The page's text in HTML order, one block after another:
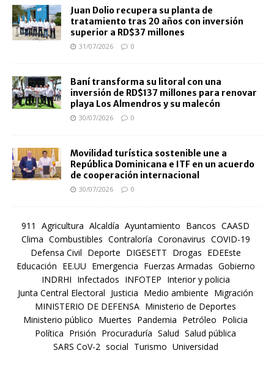
Juan Dolio recupera su planta de
tratamiento tras 20 años con inversión
superior a RD$37 millones
31/07/2026 0
Baní transforma su litoral con una
inversión de RD$137 millones para renovar
playa Los Almendros y su malecón
30/07/2026 0
Movilidad turística sostenible une a
República Dominicana e ITF en un acuerdo
de cooperación internacional
30/07/2026 0
911 Agricultura Alcaldía Ayuntamiento Bancos CAASD
Clima Combustibles Contraloría Coronavirus COVID-19
Defensa Civil Deporte DIGESETT Drogas EDEEste
Educación EE.UU Emergencia Fuerzas Armadas Gobierno
INDRHI Infectados INFOTEP Interior y policia
Junta Central Electoral Justicia Medio ambiente Migración
MINISTERIO DE DEFENSA Ministerio de Deportes
Ministerio público Muertes Pandemia Petróleo Policia
Política Prisión Procuraduría Salud Salud pública
SARS CoV-2 social Turismo Universidad